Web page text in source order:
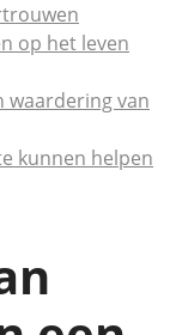
op het leven
waardering van
kunnen helpen